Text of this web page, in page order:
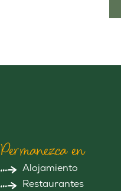
Permanezca en
Alojamiento
Restaurantes